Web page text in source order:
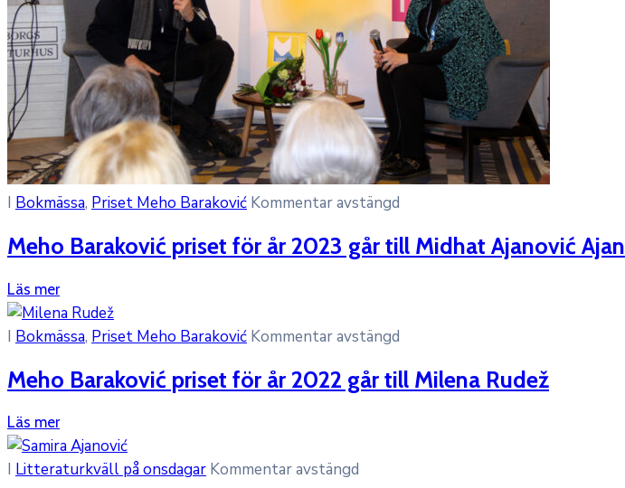
I Bokmässa‚ Priset Meho Baraković Kommentar avstängd
Meho Baraković priset för år 2023 går till Midhat Ajanović Ajan
Läs mer
I Bokmässa‚ Priset Meho Baraković Kommentar avstängd
Meho Baraković priset för år 2022 går till Milena Rudež
Läs mer
I Litteraturkväll på onsdagar Kommentar avstängd